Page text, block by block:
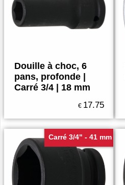
Douille à choc, 6
pans, profonde |
Carré 3/4 | 18 mm
€ 17.75
Carré 3/4" - 41 mm